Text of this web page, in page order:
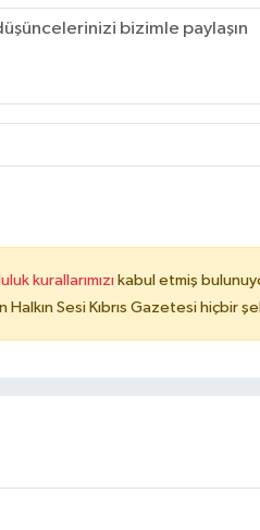
kurallarımızı kabul etmiş
Halkın Sesi Kıbrıs Gazetesi hiçbir